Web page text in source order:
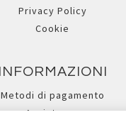
Privacy Policy
Cookie
INFORMAZIONI
Metodi di pagamento
Assistenza